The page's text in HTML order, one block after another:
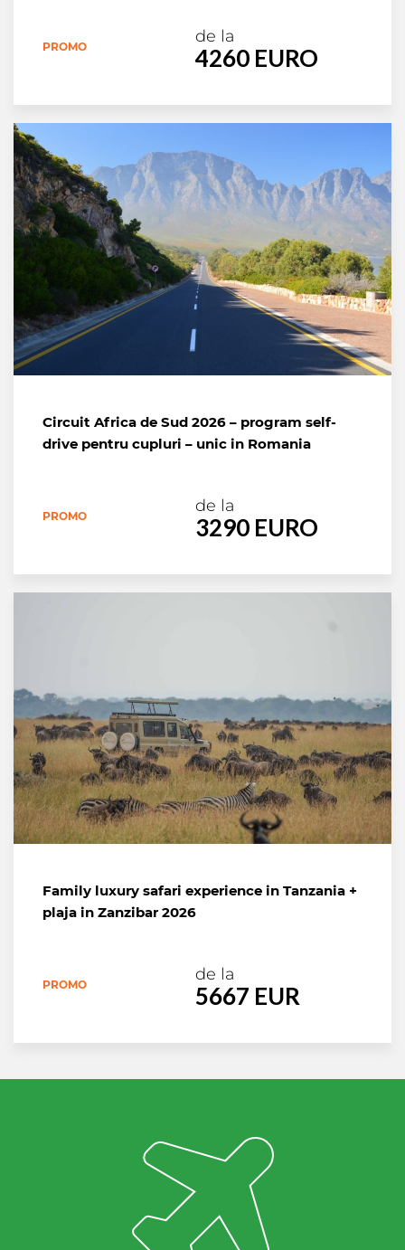
PROMO
de la
4260 EURO
Circuit Africa de Sud 2026 – program self-
drive pentru cupluri – unic in Romania
PROMO
de la
3290 EURO
Family luxury safari experience in Tanzania +
plaja in Zanzibar 2026
PROMO
de la
5667 EUR